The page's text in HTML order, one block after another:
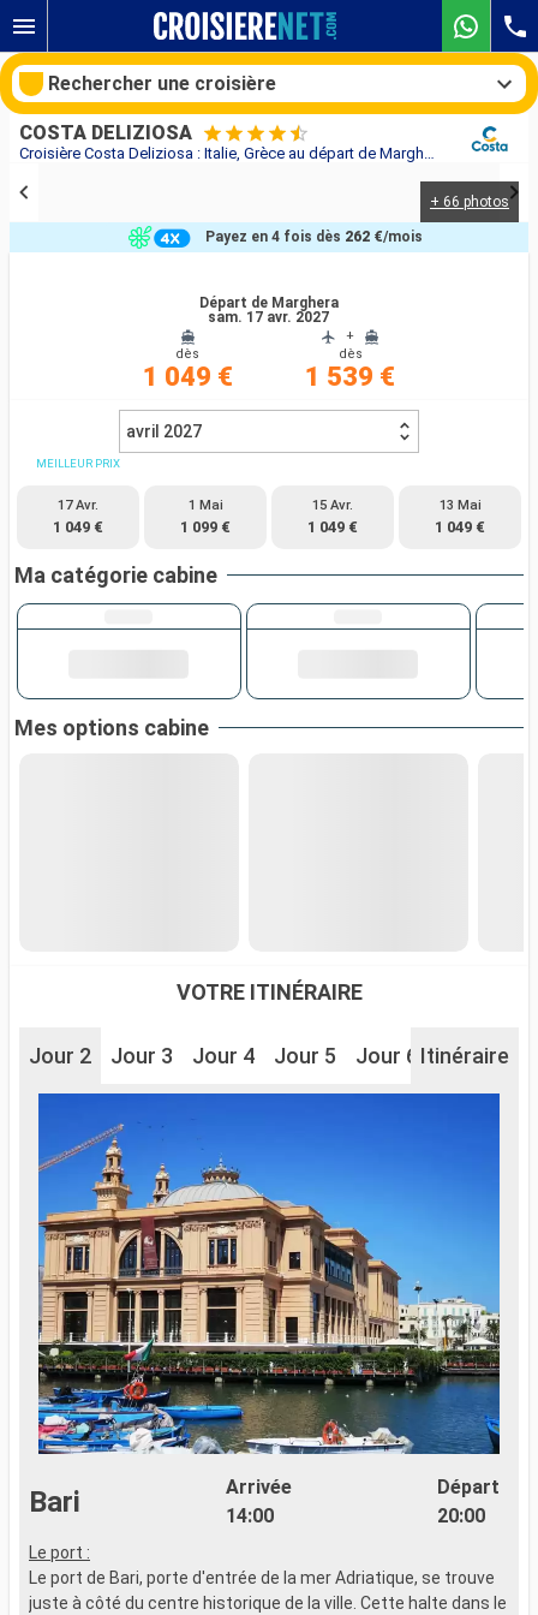
Croisière Costa Deliziosa : Italie, Grèce au départ de Marghera
COSTA DELIZIOSA
+ 66 photos
Départ de Marghera
sam. 17 avr. 2027
dès
1 049 €
+
dès
1 539 €
Payez en 4 fois dès 262 €/mois
avril 2027
MEILLEUR PRIX
17 Avr.
1 049 €
1 Mai
1 099 €
15 Avr.
1 049 €
13 Mai
1 049 €
Ma catégorie cabine
Mes options cabine
VOTRE ITINÉRAIRE
Jour 2 Jour 3 Jour 4 Jour 5 Jour 6 Jour 7
Itinéraire
Bari
Arrivée
14:00
Départ
20:00
Le port :
Le port de Bari, porte d'entrée de la mer Adriatique, se trouve
juste à côté du centre historique de la ville. Cette halte dans le
Rechercher une croisière
Compagnies
Rechercher